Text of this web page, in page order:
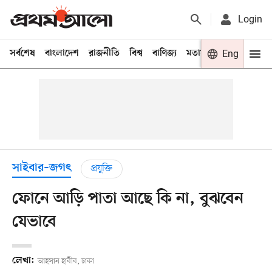
Login
সর্বশেষ বাংলাদেশ রাজনীতি বিশ্ব বাণিজ্য মতামত খেলা
Eng
সাইবার–জগৎ প্রযুক্তি
ফোনে আড়ি পাতা আছে কি না, বুঝবেন
যেভাবে
লেখা: আহসান হাবীব, ঢাকা